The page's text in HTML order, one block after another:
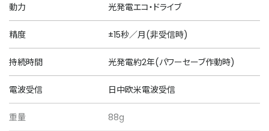
動力 光発電エコ・ドライブ
精度 ±15秒／月(非受信時)
持続時間 光発電約2年(パワーセーブ作動時)
電波受信 日中欧米電波受信
重量 88g